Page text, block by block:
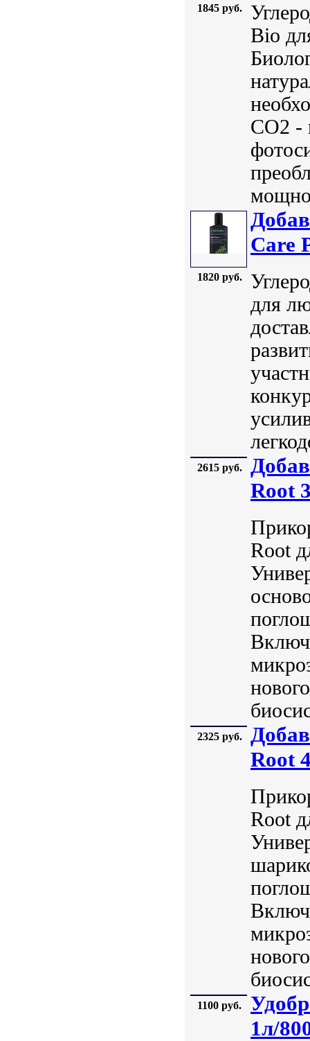
1845 руб.
Bio
СО2 -
1820 руб.
Care
для
2615 руб.
Root
Root
2325 руб.
Root
Root
1100 руб.
1л/